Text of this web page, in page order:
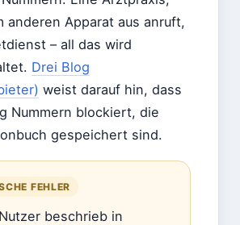
anderen Apparat aus anruft,
– all das wird
Drei Blog
weist darauf hin, dass
Nummern blockiert, die
gespeichert sind.
FEHLER
beschrieb in